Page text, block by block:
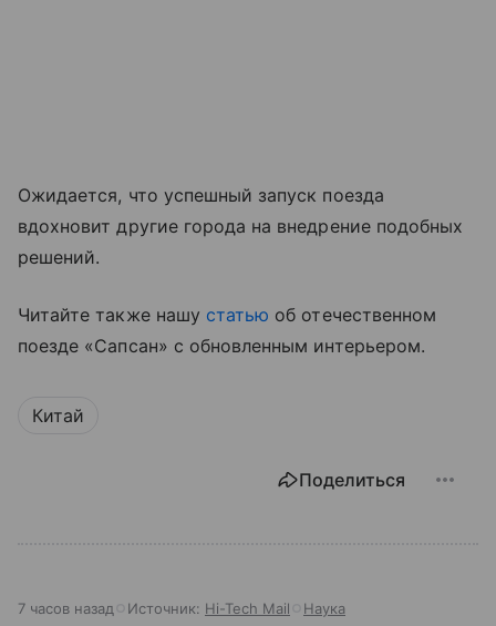
Ожидается, что успешный запуск поезда
вдохновит другие города на внедрение подобных
решений.
Читайте также нашу статью об отечественном
поезде «Сапсан» с обновленным интерьером.
Китай
Поделиться
7 часов назад Источник: Hi-Tech Mail Наука